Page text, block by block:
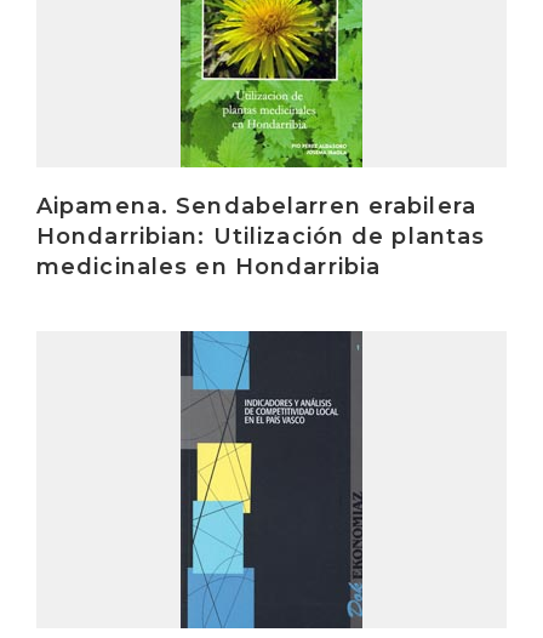
Aipamena. Sendabelarren erabilera
Hondarribian: Utilización de plantas
medicinales en Hondarribia